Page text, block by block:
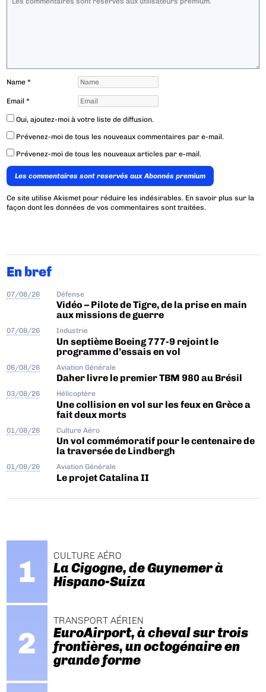
Name*
Email*
Oui, ajoutez-moi à votre liste de diffusion.
Prévenez-moi de tous les nouveaux commentaires par e-mail.
Prévenez-moi de tous les nouveaux articles par e-mail.
Les commentaires sont reservés aux Abonnés premium
Ce site utilise Akismet pour réduire les indésirables. En savoir plus sur la
façon dont les données de vos commentaires sont traitées.
En bref
07/08/26 Défense
Vidéo – Pilote de Tigre, de la prise en main
aux missions de guerre
07/08/26 Industrie
Un septième Boeing 777-9 rejoint le
programme d’essais en vol
06/08/26 Aviation Générale
Daher livre le premier TBM 980 au Brésil
03/08/26 Hélicoptère
Une collision en vol sur les feux en Grèce a
fait deux morts
01/08/26 Culture Aéro
Un vol commémoratif pour le centenaire de
la traversée de Lindbergh
01/08/26 Aviation Générale
Le projet Catalina II
CULTURE AÉRO
La Cigogne, de Guynemer à
Hispano-Suiza
TRANSPORT AÉRIEN
EuroAirport, à cheval sur trois
frontières, un octogénaire en
grande forme